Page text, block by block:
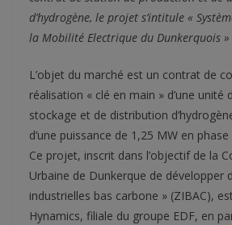
d’hydrogène, le projet s’intitule «
la Mobilité Electrique du Dunkerquois »
L’objet du marché est un contrat de
réalisation « clé en main » d’une unité
stockage et de distribution
d’une puissance de 1,25 MW en phase
Ce projet, inscrit dans l’objectif de la
Urbaine de Dunkerque de développer
industrielles bas carbone » (ZIBAC),
Hynamics, filiale du groupe EDF, en